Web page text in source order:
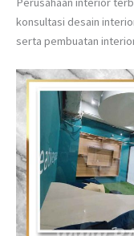
konsultasi desain
serta pembuatan